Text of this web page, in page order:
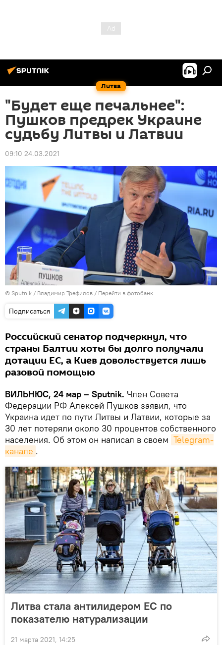
Литва
"Будет еще печальнее":
Пушков предрек Украине
судьбу Литвы и Латвии
09:10 24.03.2021
© Sputnik / Владимир Трефилов / Перейти в фотобанк
Подписаться
Российский сенатор подчеркнул, что
страны Балтии хоты бы долго получали
дотации ЕС, а Киев довольствуется лишь
разовой помощью
ВИЛЬНЮС, 24 мар – Sputnik. Член Совета
Федерации РФ Алексей Пушков заявил, что
Украина идет по пути Литвы и Латвии, которые за
30 лет потеряли около 30 процентов собственного
населения. Об этом он написал в своем Telegram-
канале .
Литва стала антилидером ЕС по
показателю натурализации
21 марта 2021, 14:25